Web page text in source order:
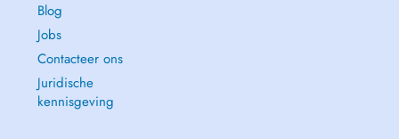
Blog
Jobs
Contacteer ons
Juridische
kennisgeving